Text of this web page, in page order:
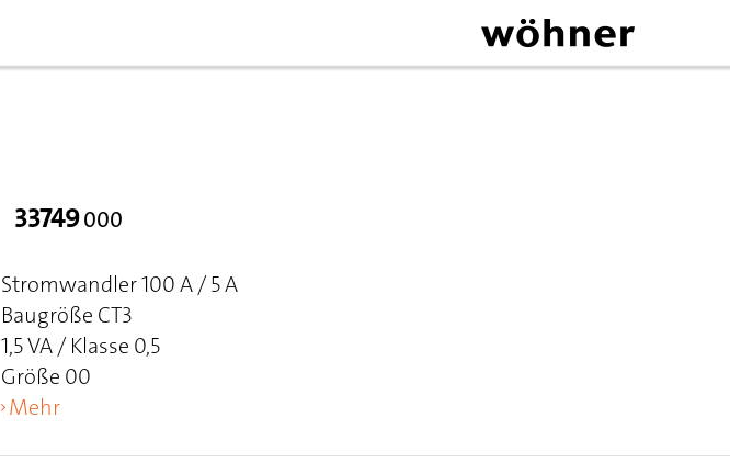
33749000
Stromwandler 100 A / 5 A
Baugröße CT3
1,5 VA / Klasse 0,5
Größe 00
Mehr